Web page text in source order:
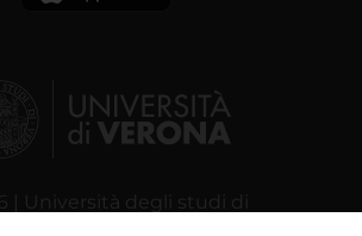
| Università degli studi di